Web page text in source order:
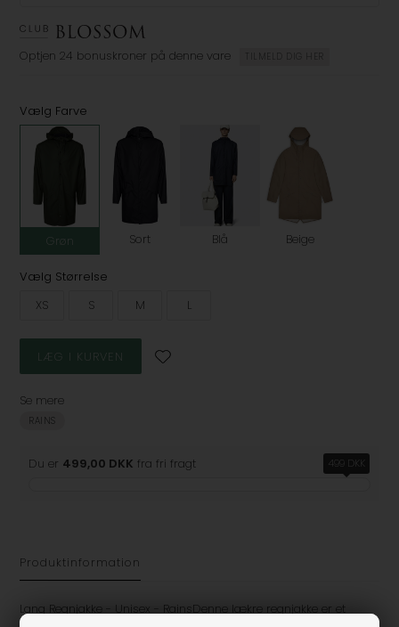
Optjen 24 bonuskroner på denne vare TILMELD DIG HER
Vælg Farve
Grøn Sort Blå Beige
Vælg Størrelse
XS
S M L
Se mere
RAINS
Du er 499,00 DKK fra fri fragt 499 DKK
Produktinformation
Lang Regnjakke - Unisex - RainsDenne lækre regnjakke er et